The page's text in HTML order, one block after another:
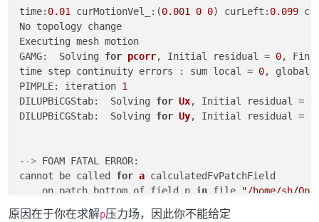
time: 0.01 curMotionVel_:(0.001 0 0) curLeft: 0.099
No topology change
Executing mesh motion
GAMG:  Solving for pcorr, Initial residual = 0,
time step continuity errors : sum local = 0, global
PIMPLE: iteration 1
DILUPBiCGStab:  Solving for Ux, Initial residual =
DILUPBiCGStab:  Solving for Uy, Initial residual =
- -> FOAM FATAL ERROR:
cannot be called for a calculatedFvPatchField
    on patch bottom of field p
in file
"/home/sh/
    You are probably trying to solve
原因在于你在求解p压力场，因此你不能给定